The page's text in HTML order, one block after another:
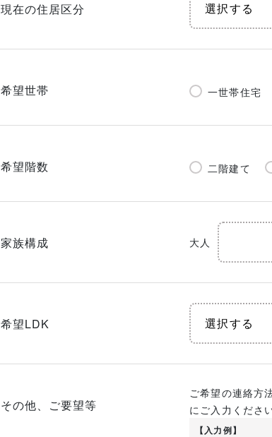
現在の住居区分
希望世帯 一世帯住宅
希望階数 二階建て
家族構成 大人
希望LDK
その他、ご要望等
ご希望の連絡方
にご入力ください
【入力例】